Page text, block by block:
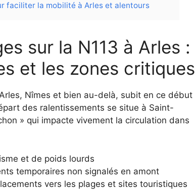
faciliter la mobilité à Arles et alentours
sur la N113 à Arles :
et les zones critiques
Nîmes et bien au-delà, subit en ce début
des ralentissements se situe à Saint-
» qui impacte vivement la circulation dans
et de poids lourds
temporaires non signalés en amont
vers les plages et sites touristiques